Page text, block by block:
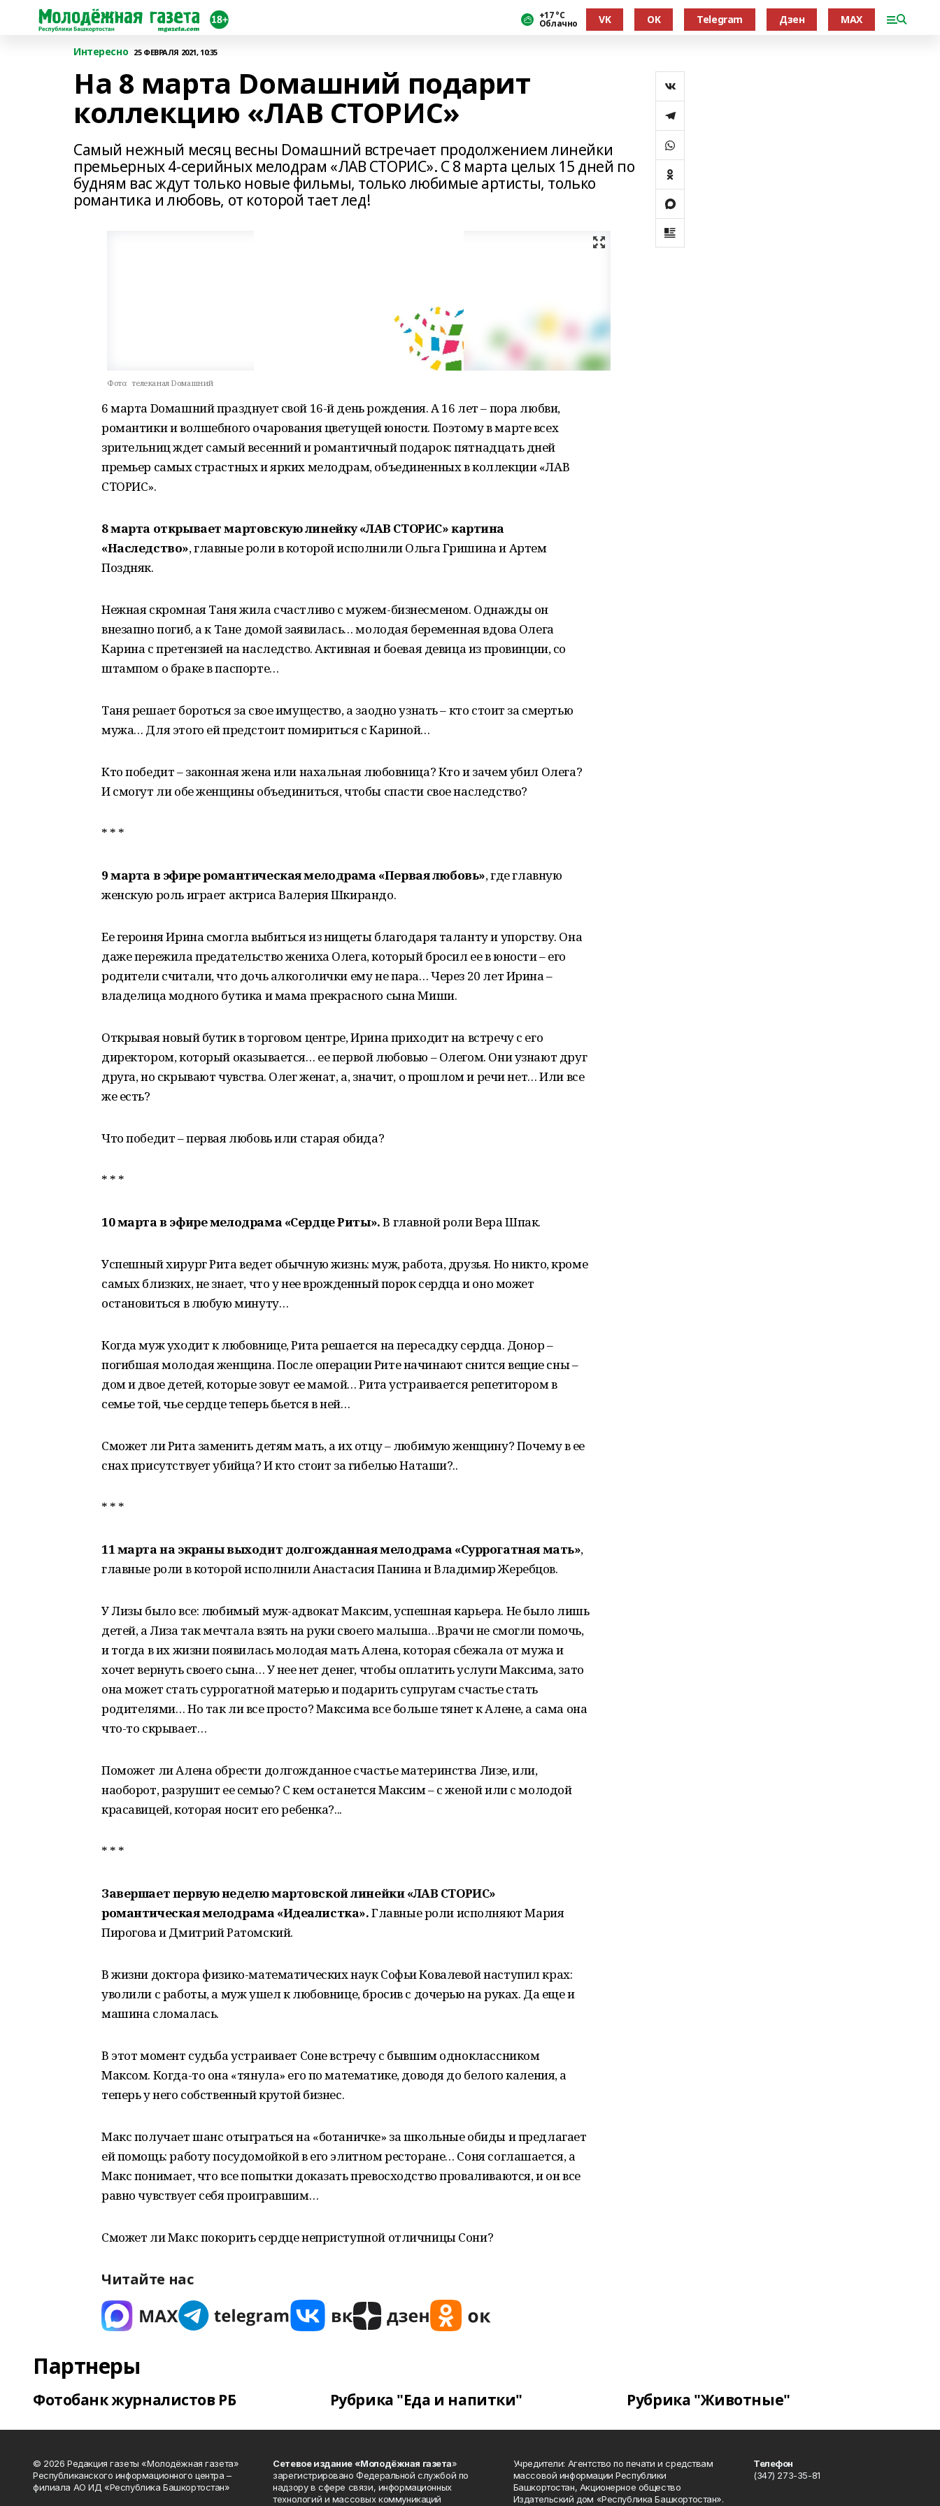
+17 °С
Облачно VK OK Telegram Дзен MAX
Интересно 25 ФЕВРАЛЯ 2021, 10:35
На 8 марта Dомашний подарит
коллекцию «ЛАВ СТОРИС»
Самый нежный месяц весны Dомашний встречает продолжением линейки
премьерных 4-серийных мелодрам «ЛАВ СТОРИС». С 8 марта целых 15 дней по
будням вас ждут только новые фильмы, только любимые артисты, только
романтика и любовь, от которой тает лед!
Фото: телеканал Dомашний
6 марта Dомашний празднует свой 16-й день рождения. А ​16 лет – пора любви,
романтики и волшебного очарования цветущей юности. Поэтому в марте всех
зрительниц ждет самый весенний и романтичный подарок: пятнадцать дней
премьер самых страстных и ярких мелодрам, объединенных в коллекции «ЛАВ
СТОРИС».
8 марта открывает мартовскую линейку «ЛАВ СТОРИС» картина
«Наследство», главные роли в которой исполнили Ольга Гришина и Артем
Поздняк.
Нежная скромная Таня жила счастливо с мужем-бизнесменом. Однажды он
внезапно погиб, а к Тане домой заявилась… молодая беременная вдова Олега
Карина с претензией на наследство. Активная и боевая девица из провинции, со
штампом о браке в паспорте…
Таня решает бороться за свое имущество, а заодно узнать – кто стоит за смертью
мужа… Для этого ей предстоит помириться с Кариной…
Кто победит – законная жена или нахальная любовница? Кто и зачем убил Олега?
И смогут ли обе женщины объединиться, чтобы спасти свое наследство?
* * *
9 марта в эфире романтическая мелодрама «Первая любовь», где главную
женскую роль играет актриса Валерия Шкирандо.
Ее героиня Ирина смогла выбиться из нищеты благодаря таланту и упорству. Она
даже пережила предательство жениха Олега, который бросил ее в юности – его
родители считали, что дочь алкоголички ему не пара… Через 20 лет Ирина –
владелица модного бутика и мама прекрасного сына Миши.
Открывая новый бутик в торговом центре, Ирина приходит на встречу с его
директором, который оказывается… ее первой любовью – Олегом. Они узнают друг
друга, но скрывают чувства. Олег женат, а, значит, о прошлом и речи нет… Или все
же есть?
Что победит – первая любовь или старая обида?
* * *
10 марта в эфире мелодрама «Сердце Риты».В главной роли Вера Шпак.
Успешный хирург Рита ведет обычную жизнь: муж, работа, друзья. Но никто, кроме
самых близких, не знает, что у нее врожденный порок сердца и оно может
остановиться в любую минуту…
Когда муж уходит к любовнице, Рита решается на пересадку сердца. Донор –
погибшая молодая женщина. После операции Рите начинают снится вещие сны –
дом и двое детей, которые зовут ее мамой… Рита устраивается репетитором в
семье той, чье сердце теперь бьется в ней…
Сможет ли Рита заменить детям мать, а их отцу – любимую женщину? Почему в ее
снах присутствует убийца? И кто стоит за гибелью Наташи?..
* * *
11 марта на экраны выходит долгожданная мелодрама «Суррогатная мать»,
главные роли в которой исполнили Анастасия Панина и Владимир Жеребцов.
У Лизы было все: любимый муж-адвокат Максим, успешная карьера. Не было лишь
детей, а Лиза так мечтала взять на руки своего малыша…Врачи не смогли помочь,
и тогда в их жизни появилась молодая мать Алена, которая сбежала от мужа и
хочет вернуть своего сына… У нее нет денег, чтобы оплатить услуги Максима, зато
она может стать суррогатной матерью и подарить супругам счастье стать
родителями… Но так ли все просто? Максима все больше тянет к Алене, а сама она
что-то скрывает…
Поможет ли Алена обрести долгожданное счастье материнства Лизе, или,
наоборот, разрушит ее семью? С кем останется Максим – с женой или с молодой
красавицей, которая носит его ребенка?...
* * *
Завершает первую неделю мартовской линейки «ЛАВ СТОРИС»
романтическая мелодрама «Идеалистка».Главные роли исполняют Мария
Пирогова и Дмитрий Ратомский.
В жизни доктора физико-математических наук Софьи Ковалевой наступил крах:
уволили с работы, а муж ушел к любовнице, бросив с дочерью на руках. Да еще и
машина сломалась.
В этот момент судьба устраивает Соне встречу с бывшим одноклассником
Максом. Когда-то она «тянула» его по математике, доводя до белого каления, а
теперь у него собственный крутой бизнес.
Макс получает шанс отыграться на «ботаничке» за школьные обиды и предлагает
ей помощь: работу посудомойкой в его элитном ресторане… Соня соглашается, а
Макс понимает, что все попытки доказать превосходство проваливаются, и он все
равно чувствует себя проигравшим…
Сможет ли Макс покорить сердце неприступной отличницы Сони?
Читайте нас
Партнеры
Фотобанк журналистов РБ Рубрика "Еда и напитки" Рубрика "Животные"
© 2026 Редакция газеты «Молодёжная газета»
Республиканского информационного центра –
филиала АО ИД «Республика Башкортостан»
Сетевое издание «Молодёжная газета»
зарегистрировано Федеральной службой по
надзору в сфере связи, информационных
технологий и массовых коммуникаций
Учредители: Агентство по печати и средствам
массовой информации Республики
Башкортостан, Акционерное общество
Издательский дом «Республика Башкортостан».
Телефон
(347) 273-35-81